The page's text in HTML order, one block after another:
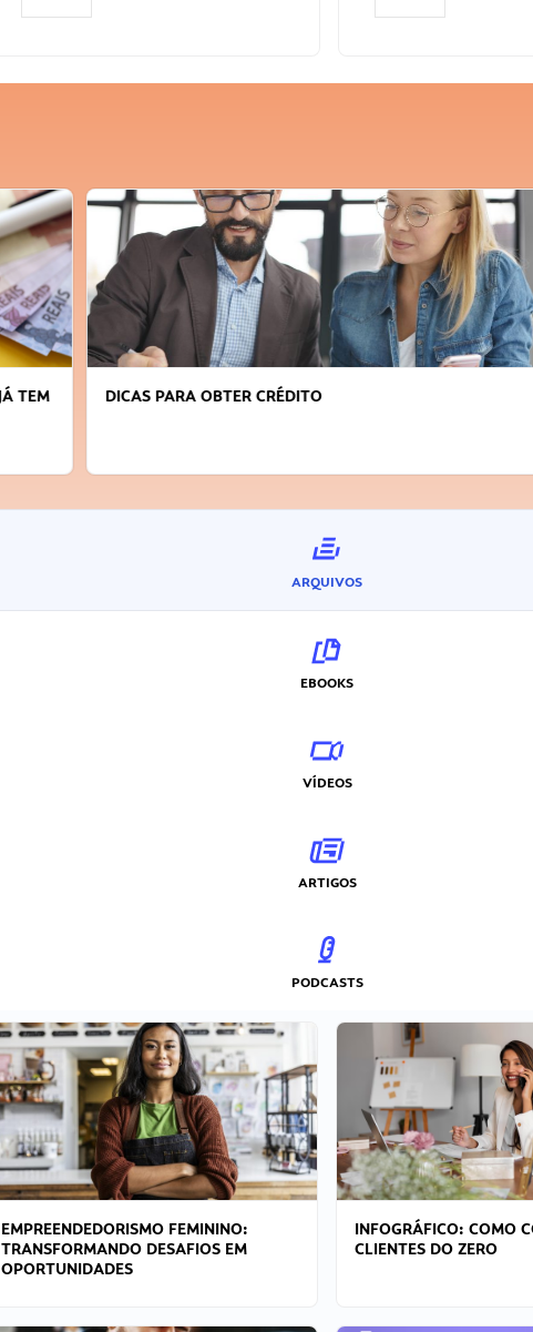
FAÇA A DIFERENÇA: SEJA SUSTENTÁVEL, SEJA
ARQUIVOS
EBOOKS
VÍDEOS
ARTIGOS
PODCASTS
EMPREENDEDORISMO FEMININO:
TRANSFORMANDO DESAFIOS EM
OPORTUNIDADES
INFOGRÁFICO: COMO
CLIENTES DO ZERO